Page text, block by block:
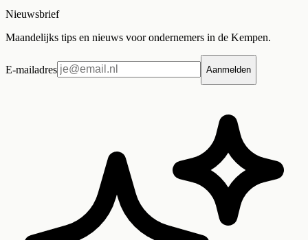
Nieuwsbrief
Maandelijks tips en nieuws voor ondernemers in de Kempen.
E-mailadres Aanmelden